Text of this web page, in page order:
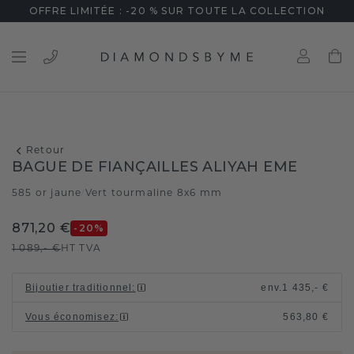
OFFRE LIMITÉE : -20 % SUR TOUTE LA COLLECTION
Retour
BAGUE DE FIANÇAILLES ALIYAH EME
585 or jaune Vert tourmaline 8x6 mm
871,20 € -20 %
1 089,- €HT TVA
Bijoutier traditionnel : env. 1 435,- €
Vous économisez: 563,80 €